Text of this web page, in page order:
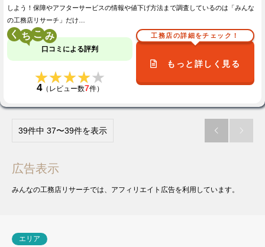
しよう！保障やアフターサービスの情報や値下げ方法まで調査しているのは「みんな
の工務店リサーチ」だけ…
く こ
口コミによる評判
★★★★★
★★★★★
4（レビュー数7件）
工務店の詳細をチェック！
もっと詳しく見る
39件中 37〜39件を表示  
広告表示
みんなの工務店リサーチでは、アフィリエイト広告を利用しています。
エリア